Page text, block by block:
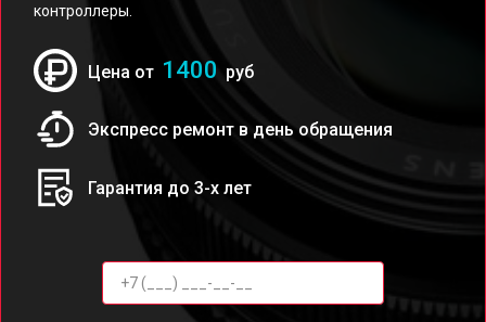
контроллеры.
Цена от 1400 руб
Экспресс ремонт в день обращения
Гарантия до 3-х лет